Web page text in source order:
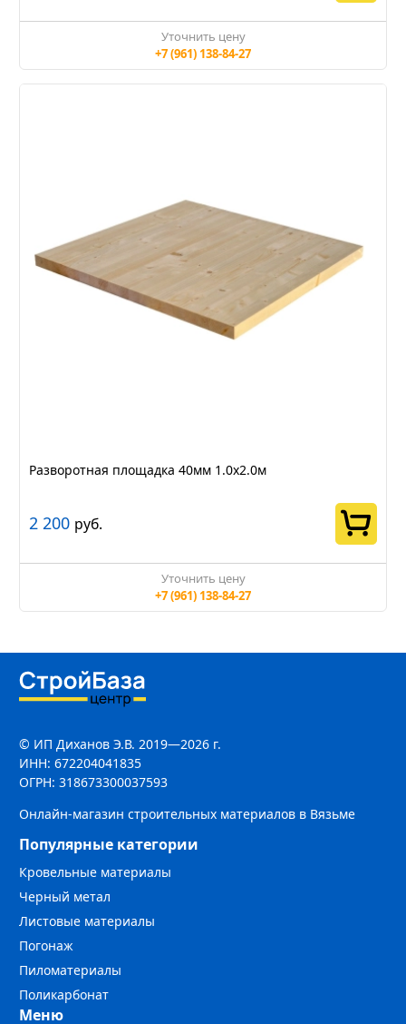
Уточнить цену
+7 (961) 138-84-27
Разворотная площадка 40мм 1.0х2.0м
2 200 руб.
Уточнить цену
+7 (961) 138-84-27
© ИП Диханов Э.В. 2019—2026 г.
ИНН: 672204041835
ОГРН: 318673300037593
Онлайн-магазин строительных материалов в Вязьме
Популярные категории
Кровельные материалы
Черный метал
Листовые материалы
Погонаж
Пиломатериалы
Поликарбонат
Меню